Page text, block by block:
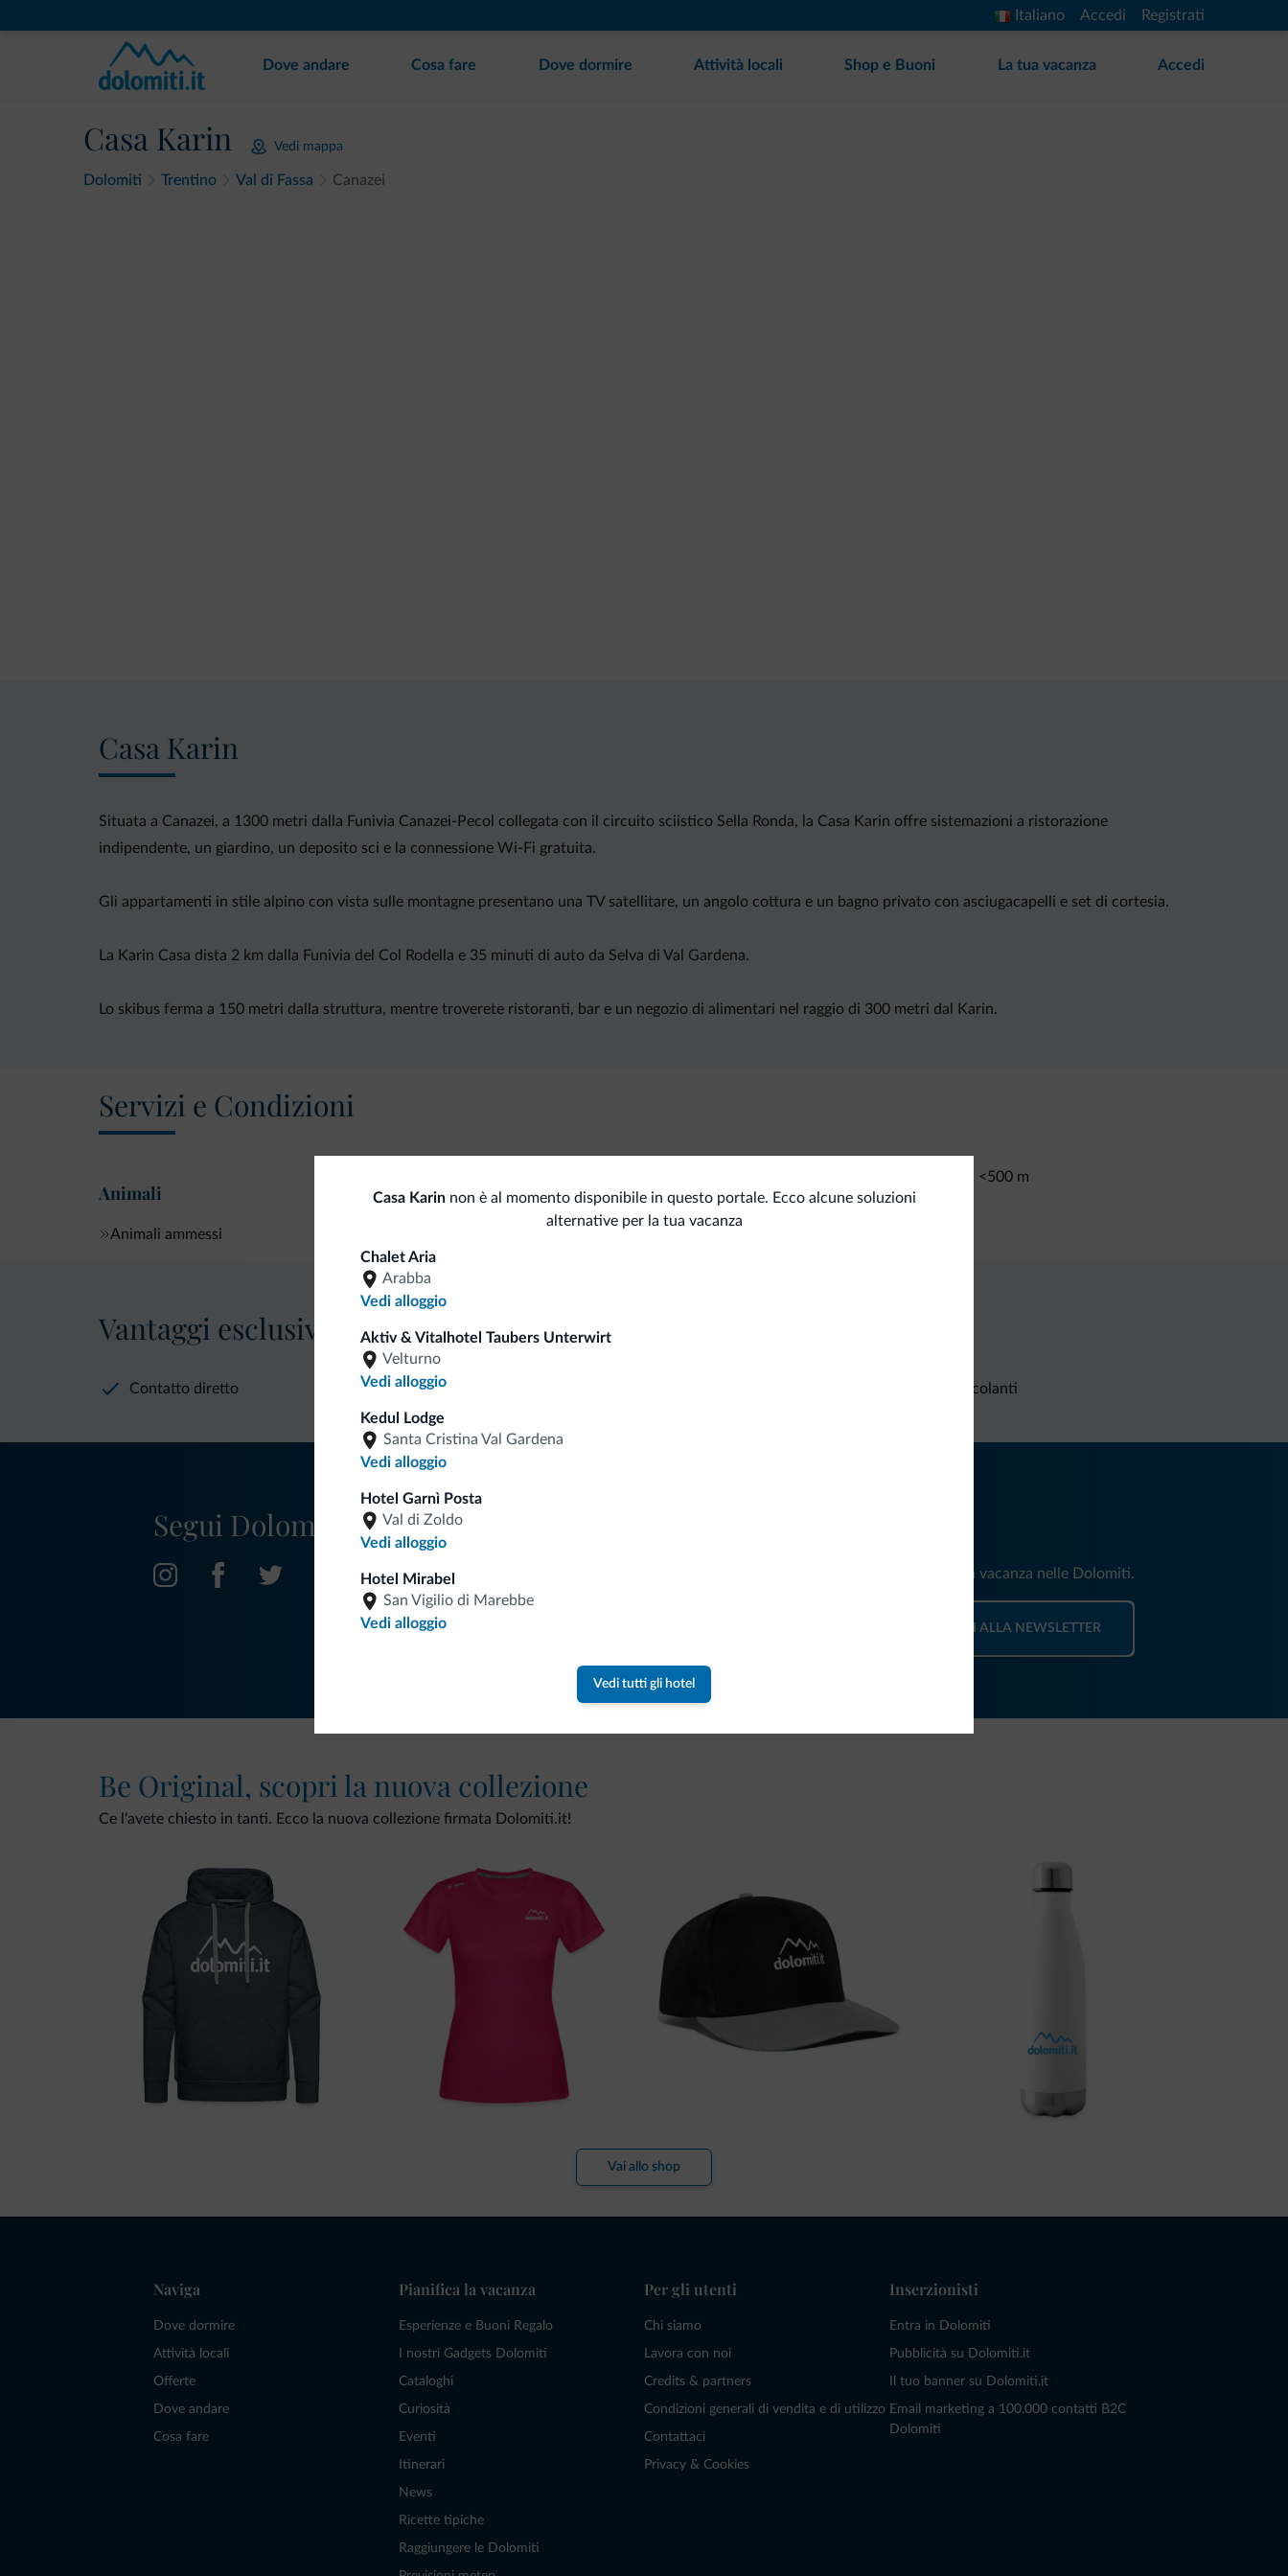
Italiano Accedi Registrati
Dove andare Cosa fare Dove dormire Attività locali Shop e Buoni La tua vacanza Accedi
Casa Karin Vedi mappa
Dolomiti Trentino Val di Fassa Canazei
Casa Karin
Situata a Canazei, a 1300 metri dalla Funivia Canazei-Pecol collegata con il circuito sciistico Sella Ronda, la Casa Karin offre sistemazioni a ristorazione
indipendente, un giardino, un deposito sci e la connessione Wi-Fi gratuita.
Gli appartamenti in stile alpino con vista sulle montagne presentano una TV satellitare, un angolo cottura e un bagno privato con asciugacapelli e set di cortesia.
La Karin Casa dista 2 km dalla Funivia del Col Rodella e 35 minuti di auto da Selva di Val Gardena.
Lo skibus ferma a 150 metri dalla struttura, mentre troverete ristoranti, bar e un negozio di alimentari nel raggio di 300 metri dal Karin.
Servizi e Condizioni
Animali
Animali ammessi
Sci
<500 m
Deposito sci
Casa Karinnon è al momento disponibile in questo portale. Ecco alcune soluzioni
alternative per la tua vacanza
Chalet Aria
Arabba
Vedi alloggio
Aktiv & Vitalhotel Taubers Unterwirt
Velturno
Vedi alloggio
Kedul Lodge
Santa Cristina Val Gardena
Vedi alloggio
Hotel Garnì Posta
Val di Zoldo
Vedi alloggio
Hotel Mirabel
San Vigilio di Marebbe
Vedi alloggio
Vedi tutti gli hotel
Vantaggi esclusivi Dolomiti.it
Contatto diretto Richieste non vincolanti
Segui Dolomiti.it
Riceverai informazioni, offerte esclusive e news per la tua vacanza nelle Dolomiti.
ISCRIVITI ALLA NEWSLETTER
Be Original, scopri la nuova collezione
Ce l'avete chiesto in tanti. Ecco la nuova collezione firmata Dolomiti.it!
Vai allo shop
Naviga
Dove dormire
Attività locali
Offerte
Dove andare
Cosa fare
Pianifica la vacanza
Esperienze e Buoni Regalo
I nostri Gadgets Dolomiti
Cataloghi
Curiosità
Eventi
Itinerari
News
Ricette tipiche
Raggiungere le Dolomiti
Per gli utenti
Chi siamo
Lavora con noi
Credits & partners
Condizioni generali di vendita e di utilizzo
Contattaci
Privacy & Cookies
Inserzionisti
Entra in Dolomiti
Pubblicità su Dolomiti.it
Il tuo banner su Dolomiti.it
Email marketing a 100.000 contatti B2C
Dolomiti